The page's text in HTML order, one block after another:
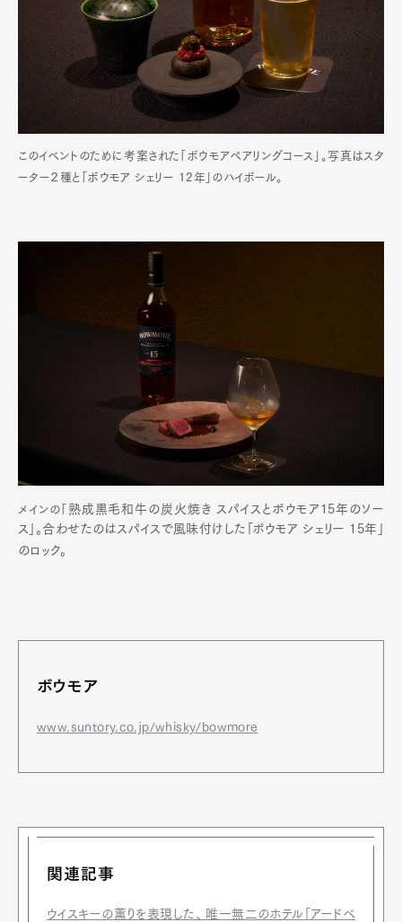
このイベントのために考案された「ボウモアペアリングコース」。写真はスタ
ーター２種と「ボウモア シェリー 12年」のハイボール。
メインの「 熟成黒毛和牛の炭火焼き スパイスとボウモア15年のソー
ス」。合わせたのは スパイスで風味付けした「ボウモア シェリー 15年」
のロック。
ボウモア
www.suntory.co.jp/whisky/bowmore
関連記事
ウイスキーの薫りを表現した、 唯一無二のホテル「アードベ